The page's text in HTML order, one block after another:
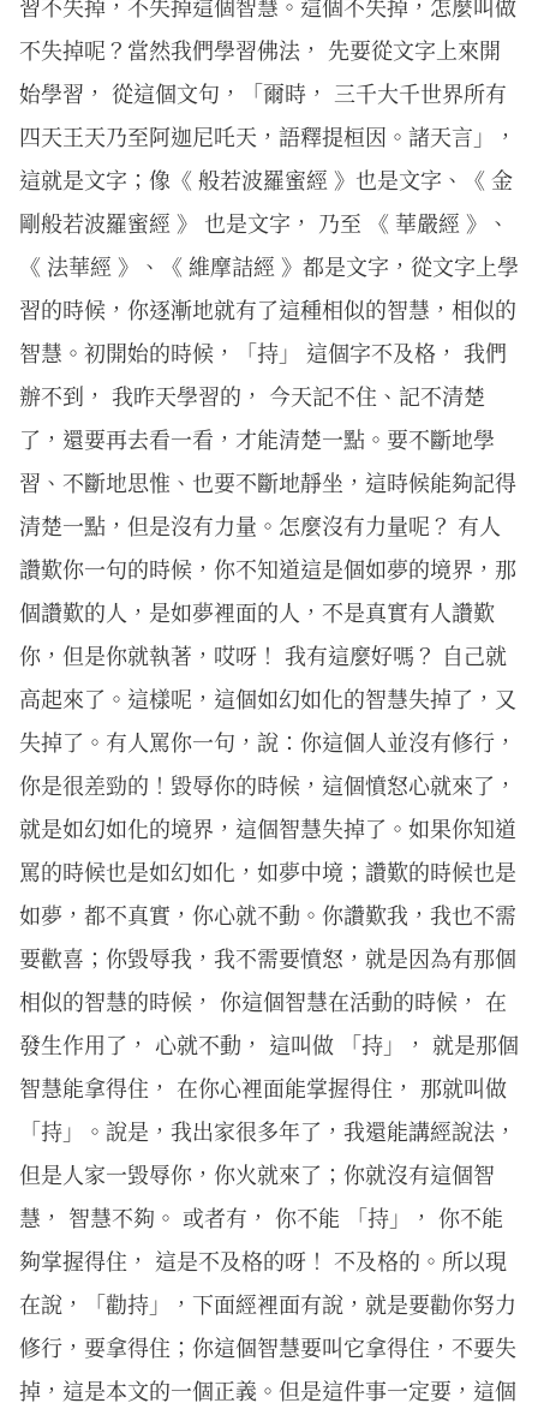
習不失掉，不失掉這個智慧。這個不失掉，怎麼叫做
不失掉呢？當然我們學習佛法， 先要從文字上來開
始學習， 從這個文句，「爾時， 三千大千世界所有
四天王天乃至阿迦尼吒天，語釋提桓因。諸天言」，
這就是文字；像《 般若波羅蜜經 》也是文字、《 金
剛般若波羅蜜經 》 也是文字， 乃至 《 華嚴經 》、
《 法華經 》、《 維摩詰經 》都是文字，從文字上學
習的時候，你逐漸地就有了這種相似的智慧，相似的
智慧。初開始的時候，「持」 這個字不及格， 我們
辦不到， 我昨天學習的， 今天記不住、記不清楚
了，還要再去看一看，才能清楚一點。要不斷地學
習、不斷地思惟、也要不斷地靜坐，這時候能夠記得
清楚一點，但是沒有力量。怎麼沒有力量呢？ 有人
讚歎你一句的時候，你不知道這是個如夢的境界，那
個讚歎的人，是如夢裡面的人，不是真實有人讚歎
你，但是你就執著，哎呀！ 我有這麼好嗎？ 自己就
高起來了。這樣呢，這個如幻如化的智慧失掉了，又
失掉了。有人罵你一句，說：你這個人並沒有修行，
你是很差勁的！毀辱你的時候，這個憤怒心就來了，
就是如幻如化的境界，這個智慧失掉了。如果你知道
罵的時候也是如幻如化，如夢中境；讚歎的時候也是
如夢，都不真實，你心就不動。你讚歎我，我也不需
要歡喜；你毀辱我，我不需要憤怒，就是因為有那個
相似的智慧的時候， 你這個智慧在活動的時候， 在
發生作用了， 心就不動， 這叫做 「持」， 就是那個
智慧能拿得住， 在你心裡面能掌握得住， 那就叫做
「持」。說是，我出家很多年了，我還能講經說法，
但是人家一毀辱你，你火就來了；你就沒有這個智
慧， 智慧不夠。 或者有， 你不能 「持」， 你不能
夠掌握得住， 這是不及格的呀！ 不及格的。所以現
在說，「勸持」，下面經裡面有說，就是要勸你努力
修行，要拿得住；你這個智慧要叫它拿得住，不要失
掉，這是本文的一個正義。但是這件事一定要，這個